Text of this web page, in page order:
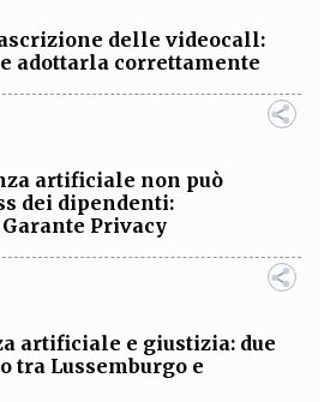
delle videocall:
adottarla correttamente
artificiale non può
dei dipendenti:
Privacy
artificiale e giustizia: due
tra Lussemburgo e